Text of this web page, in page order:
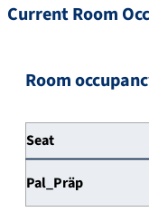
Current Room
Room
Seat
Pal_Präp